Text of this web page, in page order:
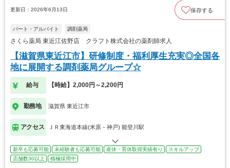
更新日：2026年6月13日 保存する
パート・アルバイト 調剤薬局
さくら薬局 東近江佐野店 クラフト株式会社の薬剤師求人
【滋賀県東近江市】研修制度・福利厚生充実◎全国各
地に展開する調剤薬局グループ☆
給与 【時給】2,000円～2,200円
勤務地 滋賀県 東近江市
アクセス ＪＲ東海道本線(米原－神戸) 能登川駅
新卒も応募可能 未経験者も応募可能 産休・育休取得実績有り
スキルアップ
店舗数30以上
積極採用中